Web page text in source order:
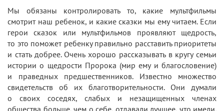
Мы обязаны контролировать то, какие мультфильмы
смотрит наш ребенок, и какие сказки мы ему читаем. Если
герои сказок или мультфильмов проявляют щедрость,
то это поможет ребенку правильно расставить приоритеты
и стать добрее. Очень хорошо рассказывать в кругу семьи
истории о щедрости Пророка (мир ему и благословение)
и праведных предшественников. Известно множество
свидетельств об их благотворительности. Они думали
о своих соседях, слабых и незащищенных членах
общества больше, чем о себе, отдавали лучшее, что имели.